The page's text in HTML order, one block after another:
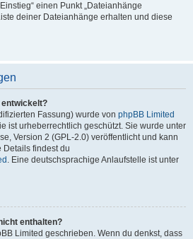
einen Punkt „Dateianhänge
deiner Dateianhänge erhalten und diese
entwickelt?
Fassung) wurde von phpBB Limited
ist urheberrechtlich geschützt. Sie wurde unter
Version 2 (GPL-2.0) veröffentlicht und kann
Details findest du
. Eine deutschsprachige Anlaufstelle ist unter
enthalten?
Limited geschrieben. Wenn du denkst, dass